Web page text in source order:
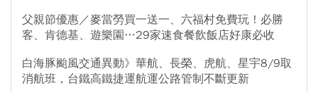
父親節優惠／麥當勞買一送一、六福村免費玩！必勝
客、肯德基、遊樂園…29家速食餐飲飯店好康必收
白海豚颱風交通異動》華航、長榮、虎航、星宇8/9取
消航班，台鐵高鐵捷運航運公路管制不斷更新